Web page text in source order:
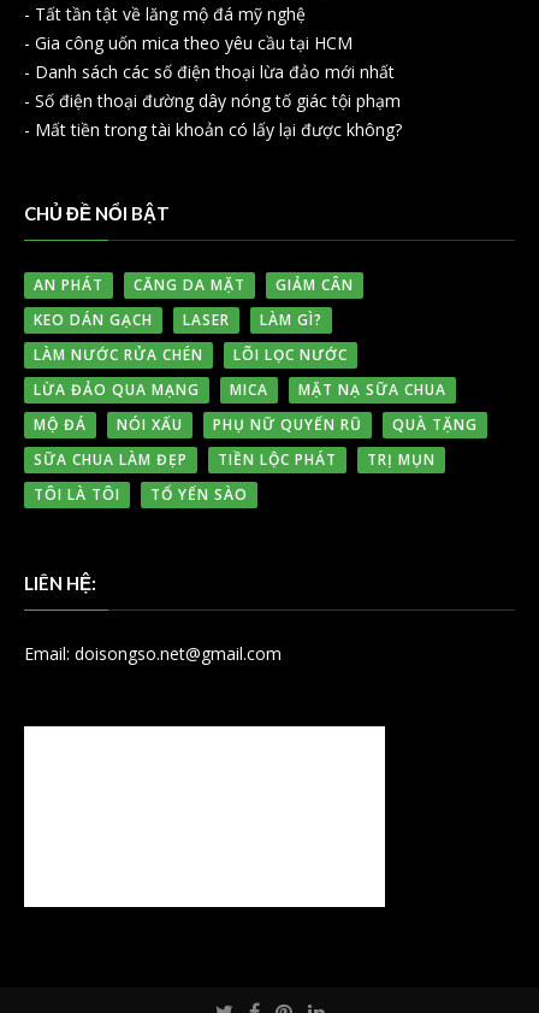
- Tất tần tật về lăng mộ đá mỹ nghệ
- Gia công uốn mica theo yêu cầu tại HCM
- Danh sách các số điện thoại lừa đảo mới nhất
- Số điện thoại đường dây nóng tố giác tội phạm
- Mất tiền trong tài khoản có lấy lại được không?
CHỦ ĐỀ NỔI BẬT
AN PHÁT CĂNG DA MẶT
GIẢM CÂN
KEO DÁN GẠCH
LASER
LÀM GÌ?
LÀM NƯỚC RỬA CHÉN
LÕI LỌC NƯỚC
LỪA ĐẢO QUA MẠNG
MICA
MẶT NẠ SỮA CHUA
MỘ ĐÁ
NÓI XẤU PHỤ NỮ QUYẾN RŨ
QUÀ TẶNG
SỮA CHUA LÀM ĐẸP
TIỀN LỘC PHÁT
TRỊ MỤN
TÔI LÀ TÔI
TỔ YẾN SÀO
LIÊN HỆ:
Email: doisongso.net@gmail.com